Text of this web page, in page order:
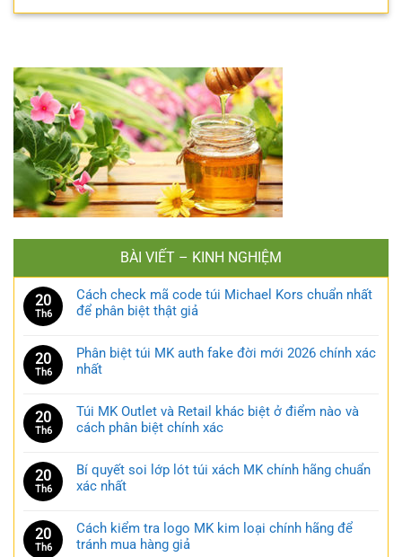
BÀI VIẾT – KINH NGHIỆM
20
Th6
Cách check mã code túi Michael Kors chuẩn nhất
để phân biệt thật giả
20
Th6
Phân biệt túi MK auth fake đời mới 2026 chính xác
nhất
20
Th6
Túi MK Outlet và Retail khác biệt ở điểm nào và
cách phân biệt chính xác
20
Th6
Bí quyết soi lớp lót túi xách MK chính hãng chuẩn
xác nhất
20
Th6
Cách kiểm tra logo MK kim loại chính hãng để
tránh mua hàng giả